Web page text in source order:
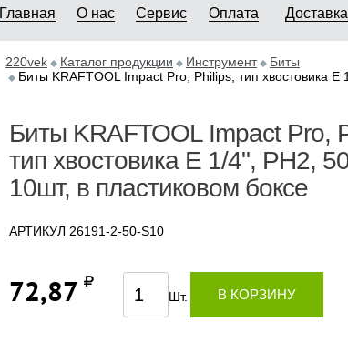
Главная О нас Сервис Оплата
220vek Каталог продукции Инструмент
Биты
Биты KRAFTOOL Impact Pro, Philips, тип хвостовика
Биты KRAFTOOL Impact Pro,
тип хвостовика E 1/4", PH2,
10шт, в пластиковом боксе
АРТИКУЛ 26191-2-50-S10
72,87 Шт. В КОРЗИНУ